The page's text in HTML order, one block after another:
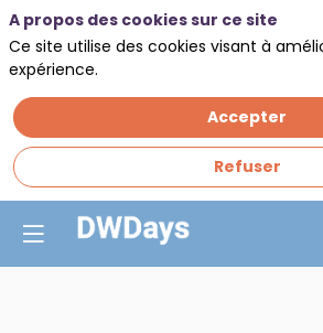
A propos des cookies sur ce site
Ce site utilise des cookies visant à
expérience.
Accepter
Refuser